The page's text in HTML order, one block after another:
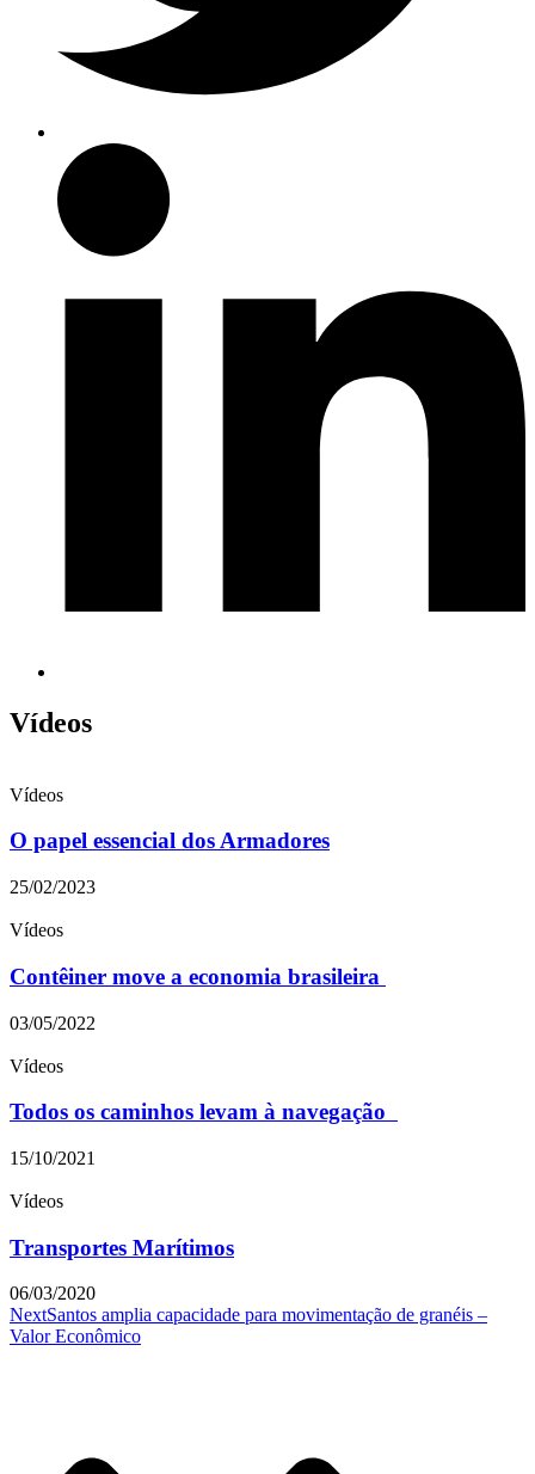
Vídeos
Vídeos
O papel essencial dos Armadores
25/02/2023
Vídeos
Contêiner move a economia brasileira
03/05/2022
Vídeos
Todos os caminhos levam à navegação
15/10/2021
Vídeos
Transportes Marítimos
06/03/2020
NextSantos amplia capacidade para movimentação de granéis –
Valor Econômico